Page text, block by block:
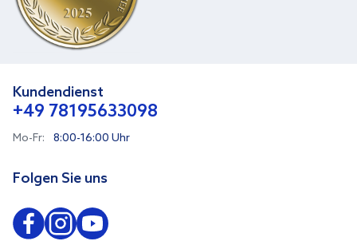
Kundendienst
+49 78195633098
Mo-Fr: 8:00-16:00 Uhr
Folgen Sie uns